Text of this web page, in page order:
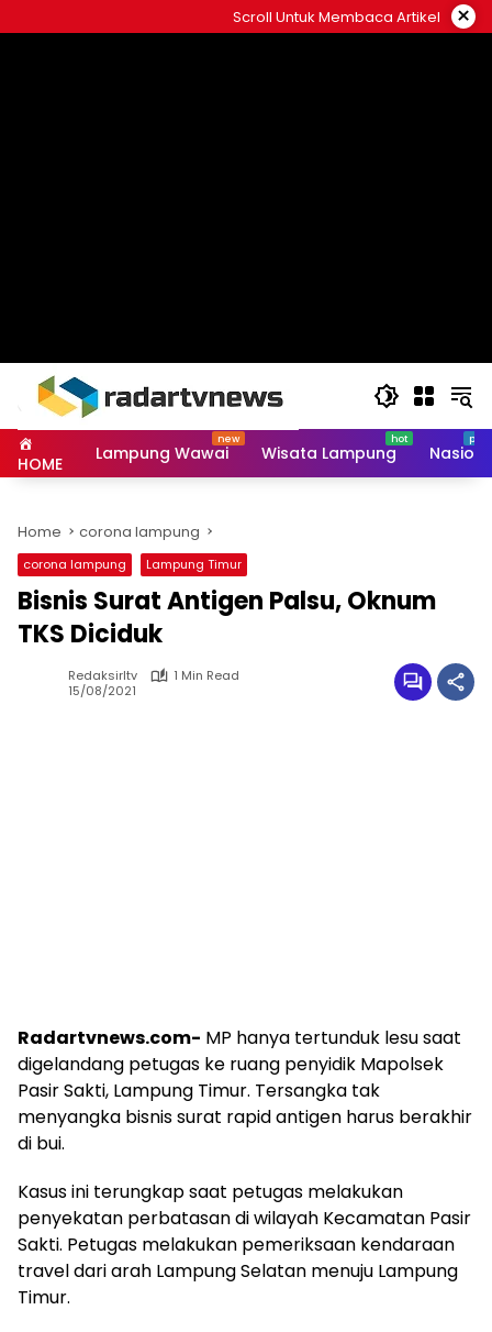
to
Scroll Untuk Membaca Artikel ×
HOME Lampung Wawai Wisata Lampung
Home corona lampung
corona lampung Lampung Timur
Bisnis Surat Antigen Palsu, Oknum
TKS Diciduk
Redaksirltv
1 Min Read
15/08/2021
Radartvnews.com- MP hanya tertunduk lesu saat
digelandang petugas ke ruang penyidik Mapolsek
Pasir Sakti, Lampung Timur. Tersangka tak
menyangka bisnis surat rapid antigen harus berakhir
di bui.
Kasus ini terungkap saat petugas melakukan
penyekatan perbatasan di wilayah Kecamatan Pasir
Sakti. Petugas melakukan pemeriksaan kendaraan
travel dari arah Lampung Selatan menuju Lampung
Timur.